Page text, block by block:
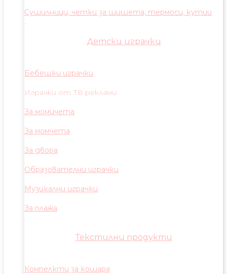
Сушилници, четки за шишета, термоси, кутии
Детски играчки
Бебешки играчки
Играчки от ТВ реклами
За момичета
За момчета
За двора
Образователни играчки
Музикални играчки
За плажа
Текстилни продукти
Компелкти за кошара